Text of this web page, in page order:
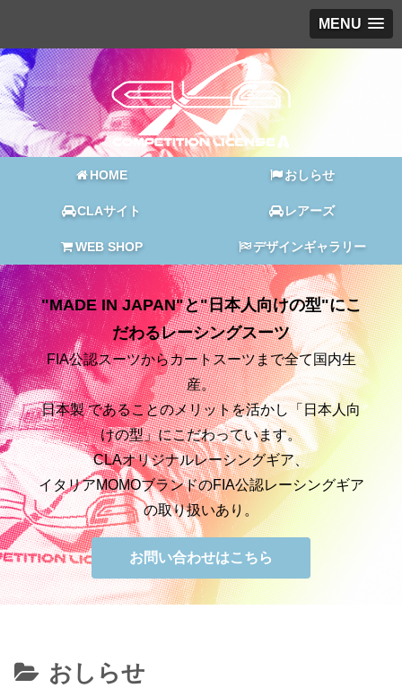
MENU
HOME おしらせ
CLAサイト レアーズ
WEB SHOP デザインギャラリー
"MADE IN JAPAN"と"日本人向けの型"にこ
だわるレーシングスーツ
FIA公認スーツからカートスーツまで全て国内生
産。
日本製 であることのメリットを活かし「日本人向
けの型」にこだわっています。
CLAオリジナルレーシングギア、
イタリアMOMOブランドのFIA公認レーシングギア
の取り扱いあり。
お問い合わせはこちら
おしらせ